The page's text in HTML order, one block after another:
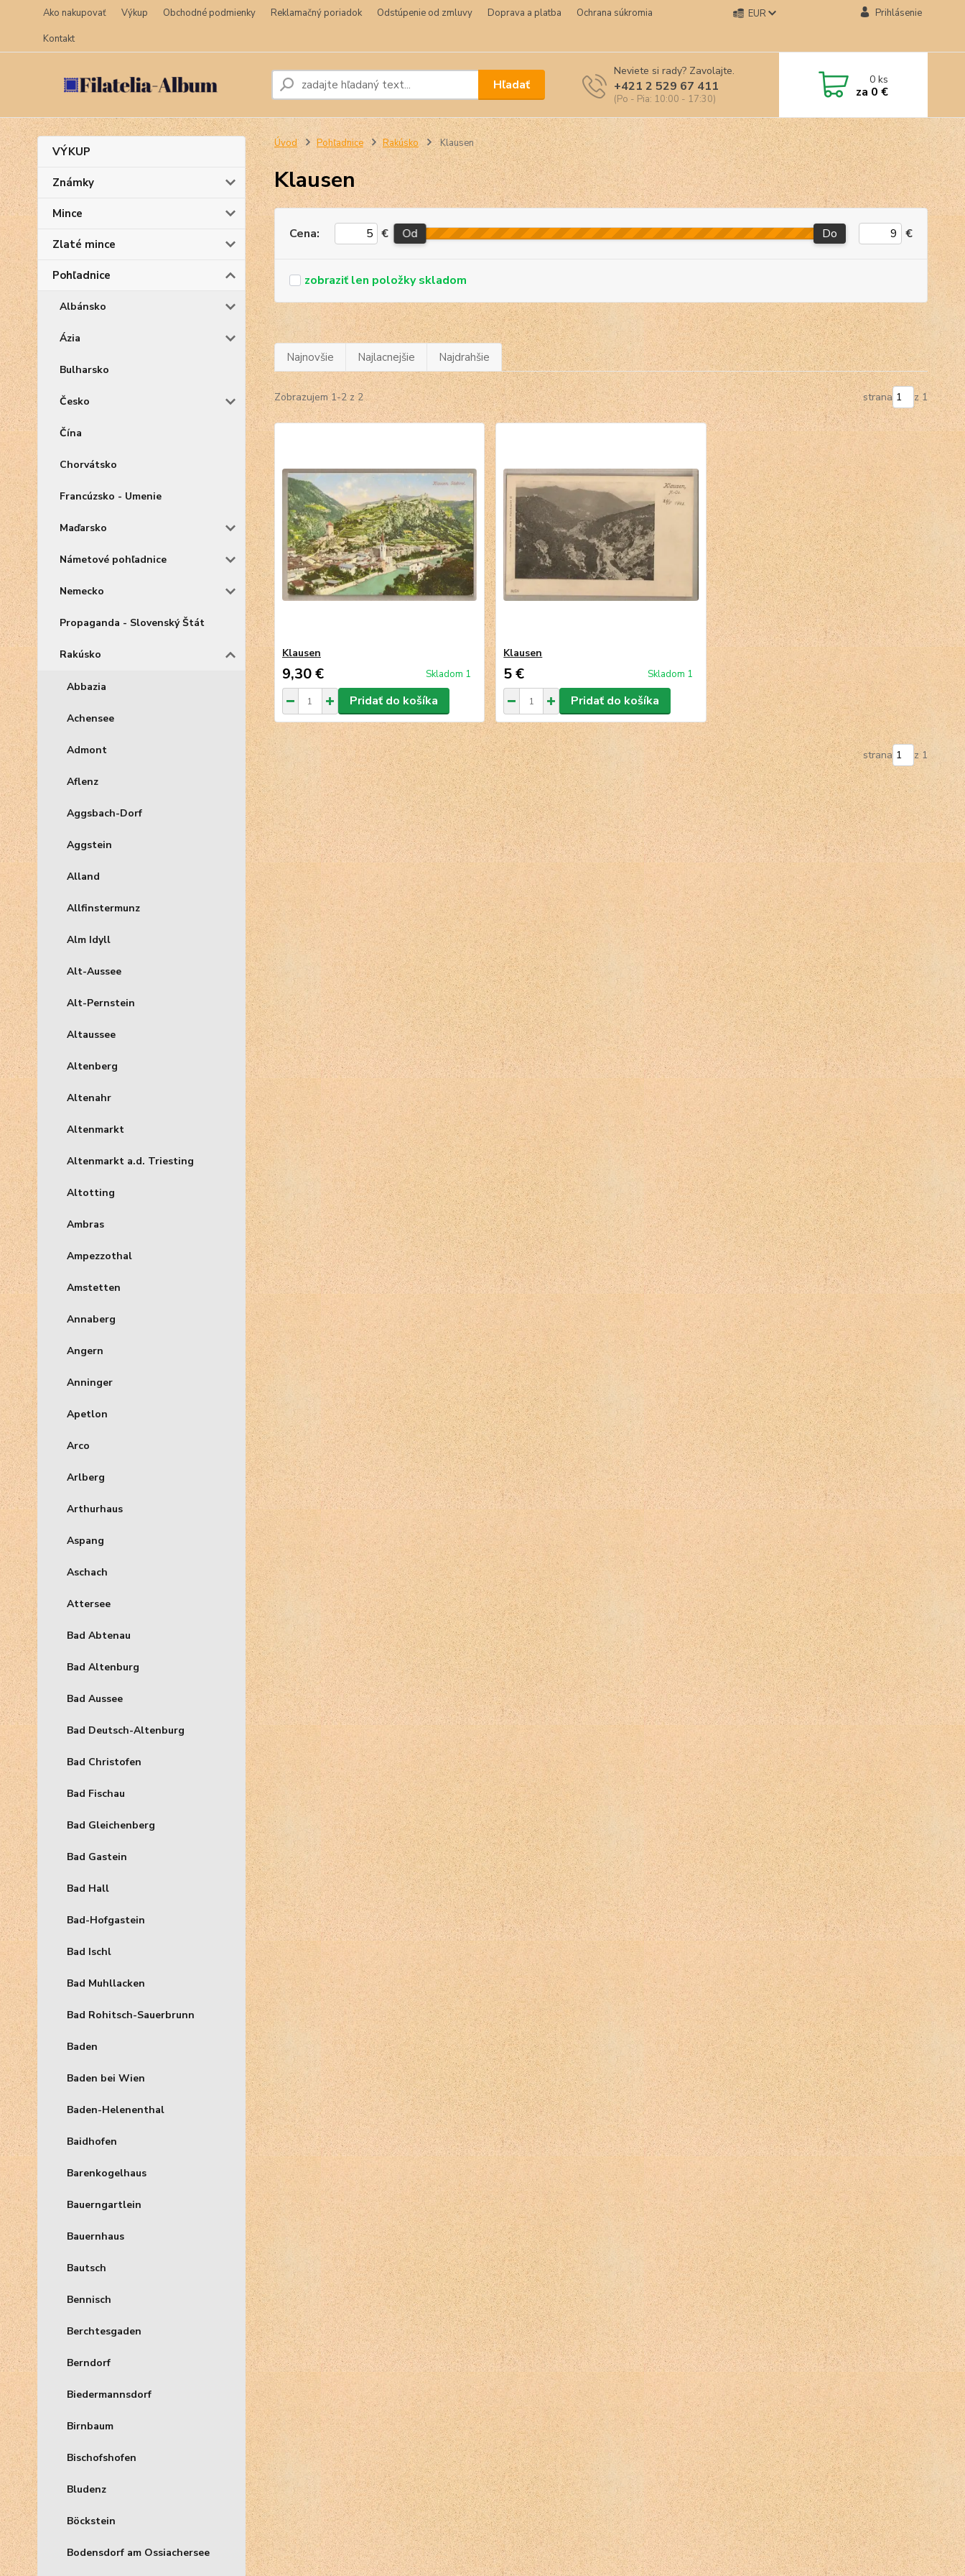
Ako nakupovať Výkup Obchodné podmienky Reklamačný poriadok Odstúpenie od zmluvy Doprava a platba
Ochrana súkromia
Kontakt
EUR Prihlásenie
Hľadať
Neviete si rady? Zavolajte.
+421 2 529 67 411
(Po - Pia: 10:00 - 17:30)
0ks
za 0 €
VÝKUP
Známky
Mince
Zlaté mince
Pohľadnice
Albánsko
Ázia
Bulharsko
Česko
Čína
Chorvátsko
Francúzsko - Umenie
Maďarsko
Námetové pohľadnice
Nemecko
Propaganda - Slovenský Štát
Rakúsko
Abbazia
Achensee
Admont
Aflenz
Aggsbach-Dorf
Aggstein
Alland
Allfinstermunz
Alm Idyll
Alt-Aussee
Alt-Pernstein
Altaussee
Altenberg
Altenahr
Altenmarkt
Altenmarkt a.d. Triesting
Altotting
Ambras
Ampezzothal
Amstetten
Annaberg
Angern
Anninger
Apetlon
Arco
Arlberg
Arthurhaus
Aspang
Aschach
Attersee
Bad Abtenau
Bad Altenburg
Bad Aussee
Bad Deutsch-Altenburg
Bad Christofen
Bad Fischau
Bad Gleichenberg
Bad Gastein
Bad Hall
Bad-Hofgastein
Bad Ischl
Bad Muhllacken
Bad Rohitsch-Sauerbrunn
Baden
Baden bei Wien
Baden-Helenenthal
Baidhofen
Barenkogelhaus
Bauerngartlein
Bauernhaus
Bautsch
Bennisch
Berchtesgaden
Berndorf
Biedermannsdorf
Birnbaum
Bischofshofen
Bludenz
Böckstein
Bodensdorf am Ossiachersee
Úvod Pohľadnice Rakúsko Klausen
Klausen
Cena: € Od Do €
skladom
Najnovšie Najlacnejšie Najdrahšie
Zobrazujem 1-2 z 2 strana z 1
Klausen
9,30 € Skladom 1
Pridať do košíka
Klausen
5 € Skladom 1
Pridať do košíka
strana z 1